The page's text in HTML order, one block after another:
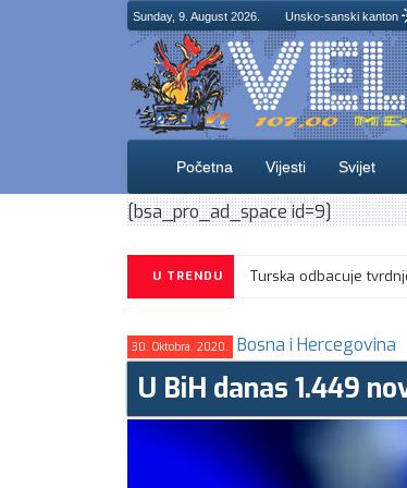
Sunday, 9. August 2026. Unsko-sanski kanton
Početna Vijesti Svijet
[bsa_pro_ad_space id=9]
U TRENDU
30. Oktobra. 2020. Bosna i Hercegovina
U BiH danas 1.449